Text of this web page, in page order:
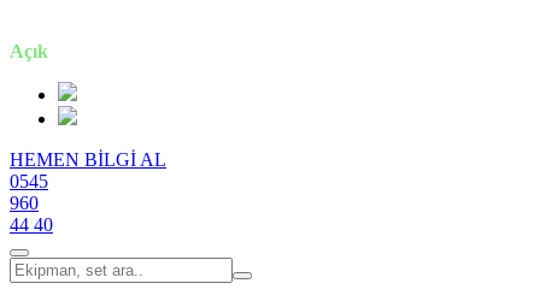
Açık
HEMEN BİLGİ AL
0545
960
44 40